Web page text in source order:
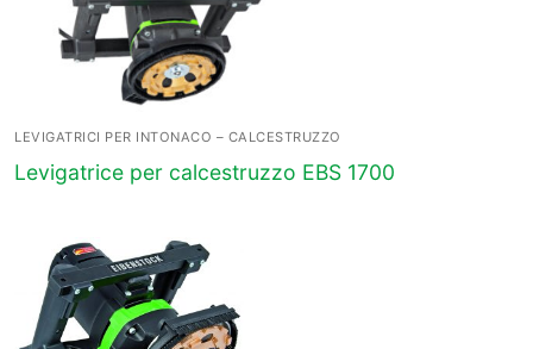
LEVIGATRICI PER INTONACO – CALCESTRUZZO
Levigatrice per calcestruzzo EBS 1700